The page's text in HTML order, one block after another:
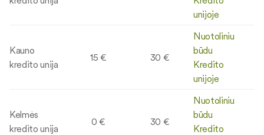
unijoje
Kauno
kredito unija
15 € 30 €
Nuotoliniu
būdu
Kredito
unijoje
Kelmės
kredito unija
0 € 30 €
Nuotoliniu
būdu
Kredito